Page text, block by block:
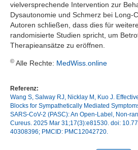
vielversprechende Intervention zur
Dysautonomie und Schmerz bei Long-
Autoren schließen, dass dies für
randomisierte Studien spricht, um
Therapieansätze zu eröffnen.
© Alle Rechte: MedWiss.online
Referenz:
Wang S, Salway RJ, Nicklay M, Kuo J.
Blocks for Sympathetically Mediated
SARS-CoV-2 (PASC): An Open-Label, Non-
Cureus. 2025 Mar 31;17(3):e81530. doi:
40308396; PMCID: PMC12042720.